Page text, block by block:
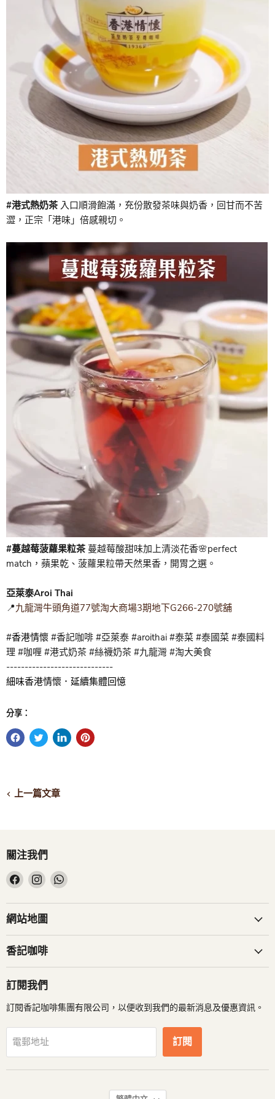
#港式熱奶茶入口順滑飽滿，充份散發茶味與奶香，回甘而不苦
澀，正宗「港味」倍感親切。
#蔓越莓菠蘿果粒茶蔓越莓酸甜味加上清淡花香🌸perfect
match，蘋果乾、菠蘿果粒帶天然果香，開胃之選。
亞萊泰Aroi Thai
📍九龍灣牛頭角道77號淘大商場3期地下G266-270號舖
#香港情懷 #香記咖啡 #亞萊泰 #aroithai #泰菜 #泰國菜 #泰國料
理 #咖喱 #港式奶茶 #絲襪奶茶 #九龍灣 #淘大美食
-----------------------------
細味香港情懷．延續集體回憶
分享：
上一篇文章
關注我們
在
Facebook
找
到
們
在
Instagram
找
到
們
在
找
網站地圖
香記咖啡
訂閱我們
訂閱香記咖啡集團有限公司，以便收到我們的最新消息及優惠資訊。
電郵地址 訂閱